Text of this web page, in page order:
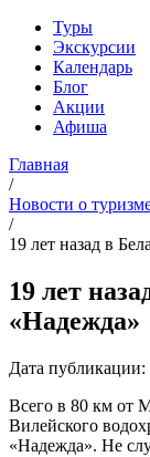
Туры
Экскурсии
Календарь
Блог
Акции
Афиша
Главная
/
Новости о
/
19 лет назад в
19 лет
«Надежда»
Дата публикации:
Всего в 80 км от
Вилейского
«Надежда». Не